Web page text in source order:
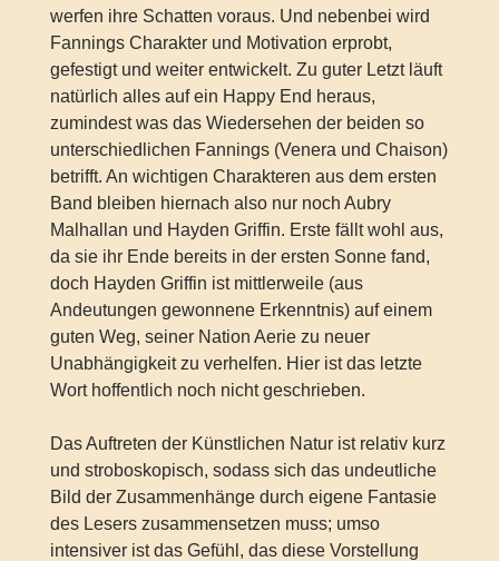
werfen ihre Schatten voraus. Und nebenbei wird
Fannings Charakter und Motivation erprobt,
gefestigt und weiter entwickelt. Zu guter Letzt läuft
natürlich alles auf ein Happy End heraus,
zumindest was das Wiedersehen der beiden so
unterschiedlichen Fannings (Venera und Chaison)
betrifft. An wichtigen Charakteren aus dem ersten
Band bleiben hiernach also nur noch Aubry
Malhallan und Hayden Griffin. Erste fällt wohl aus,
da sie ihr Ende bereits in der ersten Sonne fand,
doch Hayden Griffin ist mittlerweile (aus
Andeutungen gewonnene Erkenntnis) auf einem
guten Weg, seiner Nation Aerie zu neuer
Unabhängigkeit zu verhelfen. Hier ist das letzte
Wort hoffentlich noch nicht geschrieben.
Das Auftreten der Künstlichen Natur ist relativ kurz
und stroboskopisch, sodass sich das undeutliche
Bild der Zusammenhänge durch eigene Fantasie
des Lesers zusammensetzen muss; umso
intensiver ist das Gefühl, das diese Vorstellung